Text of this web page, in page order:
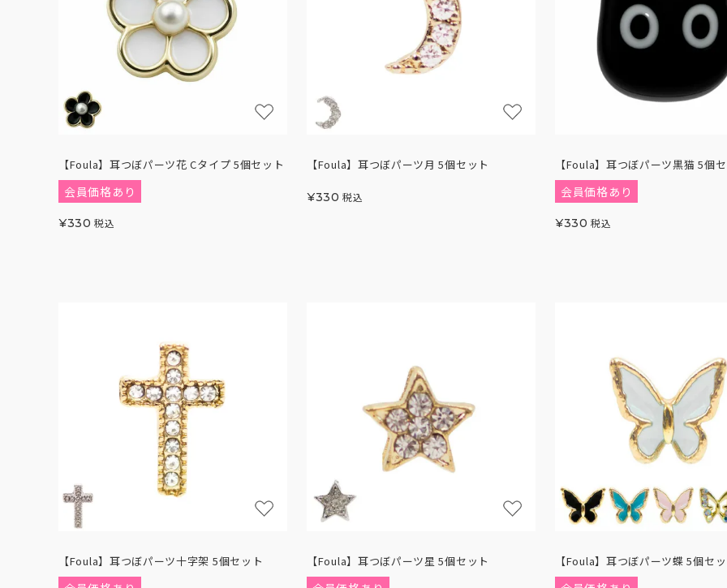
【Foula】耳つぼパーツ花 Cタイプ 5個セット
会員価格あり
¥330 税込
【Foula】耳つぼパーツ月 5個セット
¥330 税込
【Foula】耳つぼパーツ黒猫 5個
会員価格あり
¥330 税込
【Foula】耳つぼパーツ十字架 5個セット 【Foula】耳つぼパーツ星 5個セット 【Foula】耳つぼパーツ蝶 5個セ